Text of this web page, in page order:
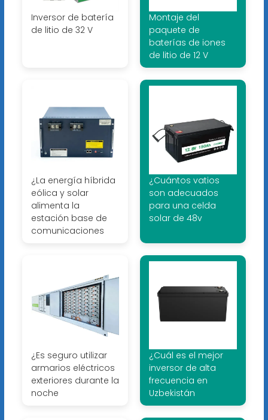
Inversor de batería
de litio de 32 V
Montaje del
paquete de
baterías de iones
de litio de 12 V
¿La energía híbrida
eólica y solar
alimenta la
estación base de
comunicaciones
¿Cuántos vatios
son adecuados
para una celda
solar de 48v
¿Es seguro utilizar
armarios eléctricos
exteriores durante la
noche
¿Cuál es el mejor
inversor de alta
frecuencia en
Uzbekistán